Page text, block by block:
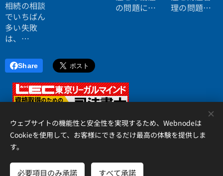
相続の相談
でいちばん
多い失敗
は、
行ったら登
記の話がで
きず、司法
書士に行っ
たら税金が
い」ことで
す。
の問題につ
理の問題に
Share
アイリス国際司法書士・行政書士事務所、 香川県高松市錦町２丁
目１３番７号 松岡ビル２Ｆ 、087-873-2653
ウェブサイトの機能性と安全性を実現するため、Webnodeは
Cookieを使用して、お客様にできるだけ最高の体験を提供しま
す。
必要項目のみ承諾 すべて承諾